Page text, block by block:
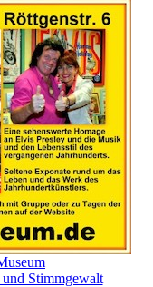
Stimmgewalt